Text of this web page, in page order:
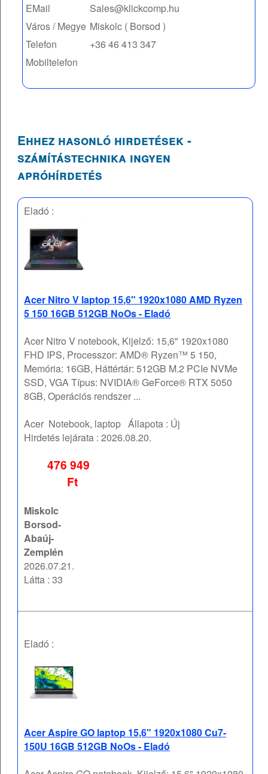
EMail
Sales@klickcomp.hu
Város / Megye Miskolc ( Borsod )
Telefon
+36 46 413 347
Mobiltelefon
Ehhez hasonló hirdetések -
számítástechnika ingyen
apróhírdetés
Eladó :
Acer Nitro V laptop 15,6" 1920x1080 AMD Ryzen
5 150 16GB 512GB NoOs - Eladó
Acer Nitro V notebook, Kijelző: 15,6" 1920x1080
FHD IPS, Processzor: AMD® Ryzen™ 5 150,
Memória: 16GB, Háttértár: 512GB M.2 PCIe NVMe
SSD, VGA Típus: NVIDIA® GeForce® RTX 5050
8GB, Operációs rendszer ...
Acer Notebook, laptop Állapota : Új
Hirdetés lejárata :2026.08.20.
476 949
Ft
Miskolc
Borsod-
Abaúj-
Zemplén
2026.07.21.
Látta : 33
Eladó :
Acer Aspire GO laptop 15,6" 1920x1080 Cu7-
150U 16GB 512GB NoOs - Eladó